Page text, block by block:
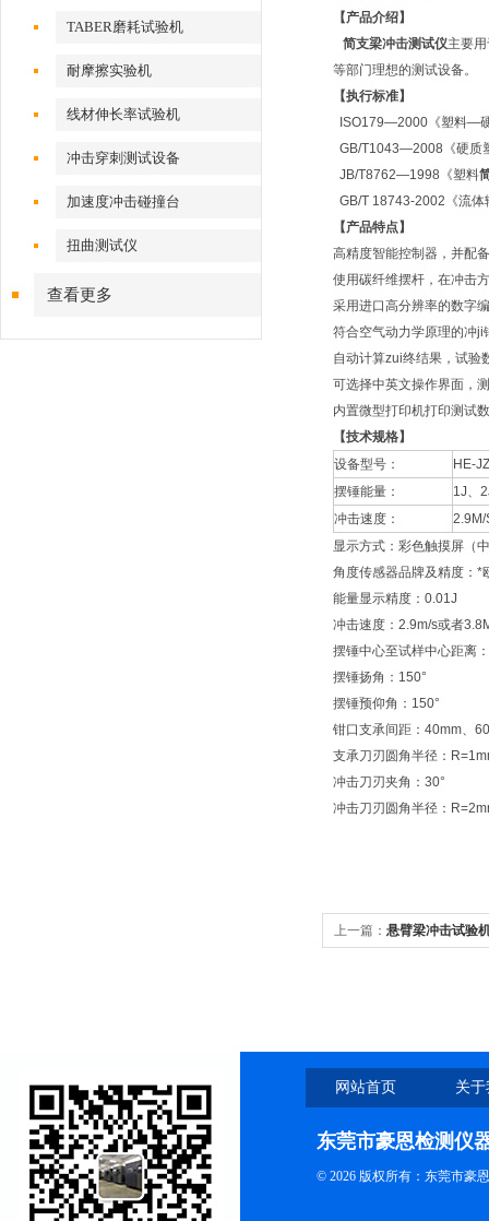
TABER磨耗试验机
耐摩擦实验机
线材伸长率试验机
冲击穿刺测试设备
加速度冲击碰撞台
扭曲测试仪
查看更多
【产品介绍】
简支梁冲击测试仪主要
等部门理想的测试设备。
【执行标准】
ISO179—2000《塑料—
GB/T1043—2008《硬质
JB/T8762—1998《塑料
GB/T 18743-2002 《流
【产品特点】
高精度智能控制器，并配
使用碳纤维摆杆，在冲击
采用进口高分辨率的数字
符合空气动力学原理的冲ji
自动计算zui终结果，试验
可选择中英文操作界面，
内置微型打印机打印测试
【技术规格】
设备型号：
HE-
摆锤能量：
1J、
冲击速度：
2.9M/
显示方式：彩色触摸屏（
角度传感器品牌及精度：*
能量显示精度：0.01J
冲击速度：2.9m/s或者
摆锤中心至试样中心距离
摆锤扬角：150°
摆锤预仰角：150°
钳口支承间距：40mm、
支承刀刃圆角半径：
冲击刀刃夹角：30°
冲击刀刃圆角半径：
上一篇： 悬臂梁冲击试验
网站首页 关
东莞市豪恩检测仪
© 2026 版权所有：东莞市豪